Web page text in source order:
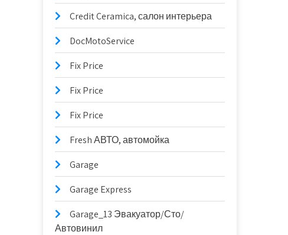
Credit Ceramica, салон интерьера
DocMotoService
Fix Price
Fix Price
Fix Price
Fresh АВТО, автомойка
Garage
Garage Express
Garage_13 Эвакуатор/Сто/
Автовинил